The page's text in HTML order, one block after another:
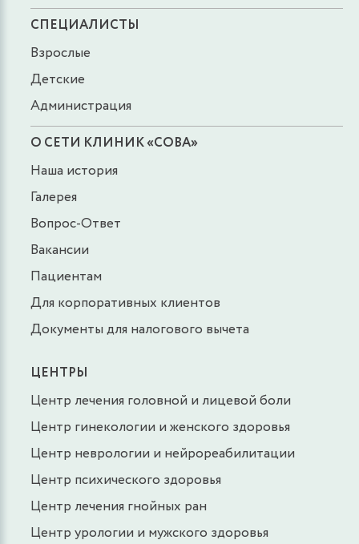
СПЕЦИАЛИСТЫ
Взрослые
Детские
Администрация
О СЕТИ КЛИНИК «СОВА»
Наша история
Галерея
Вопрос-Ответ
Вакансии
Пациентам
Для корпоративных клиентов
Документы для налогового вычета
ЦЕНТРЫ
Центр лечения головной и лицевой боли
Центр гинекологии и женского здоровья
Центр неврологии и нейрореабилитации
Центр психического здоровья
Центр лечения гнойных ран
Центр урологии и мужского здоровья